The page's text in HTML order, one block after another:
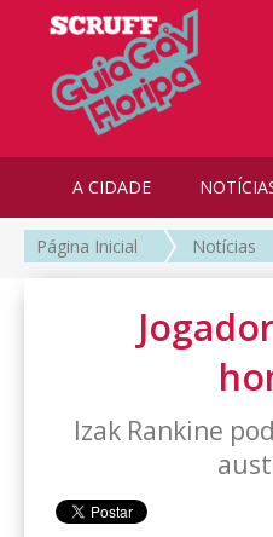
A CIDADE
Página Inicial Notícias
Izak Rankine